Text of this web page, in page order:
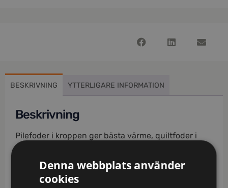
BESKRIVNING YTTERLIGARE INFORMATION
Beskrivning
Pilefoder i kroppen ger bästa värme, quiltfoder i
ärmar ökar smidigheten. Höger bröstficka med lock
och telefonfack. Vänster bröstficka med extrafack.
Handskfickor under bröstfickorna. Rymliga
framfickor. Invändig telefonficka. Dubbla
Denna webbplats använder
cookies